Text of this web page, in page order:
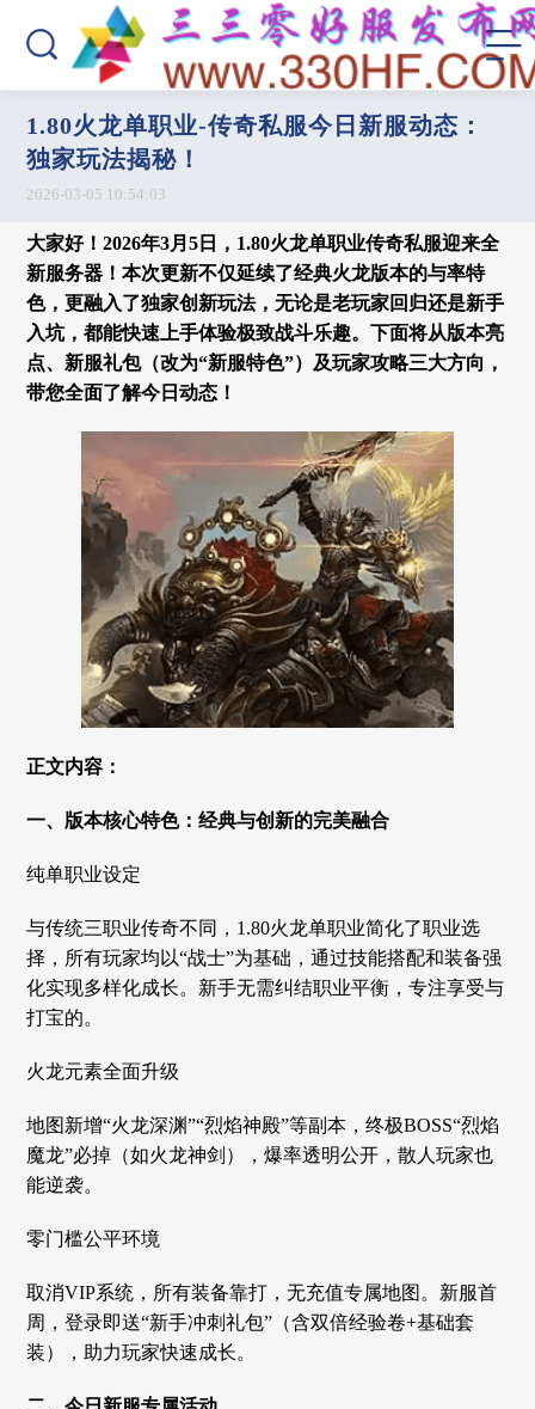
1.80火龙单职业-传奇私服今日新服动态：
独家玩法揭秘！
2026-03-05 10:54:03
大家好！2026年3月5日， 1.80火龙单职业传奇私服迎来全
新服务器！本次更新不仅延续了经典火龙版本的与率特
色，更融入了独家创新玩法，无论是老玩家回归还是新手
入坑，都能快速上手体验极致战斗乐趣。下面将从版本亮
点、新服礼包（改为“新服特色”）及玩家攻略三大方向，
带您全面了解今日动态！
正文内容：
一、版本核心特色：经典与创新的完美融合
纯单职业设定
与传统三职业传奇不同，1.80火龙单职业简化了职业选
择，所有玩家均以“战士”为基础，通过技能搭配和装备强
化实现多样化成长。新手无需纠结职业平衡，专注享受与
打宝的。
火龙元素全面升级
地图新增“火龙深渊”“烈焰神殿”等副本，终极BOSS“烈焰
魔龙”必掉（如火龙神剑），爆率透明公开，散人玩家也
能逆袭。
零门槛公平环境
取消VIP系统，所有装备靠打，无充值专属地图。新服首
周，登录即送“新手冲刺礼包”（含双倍经验卷+基础套
装），助力玩家快速成长。